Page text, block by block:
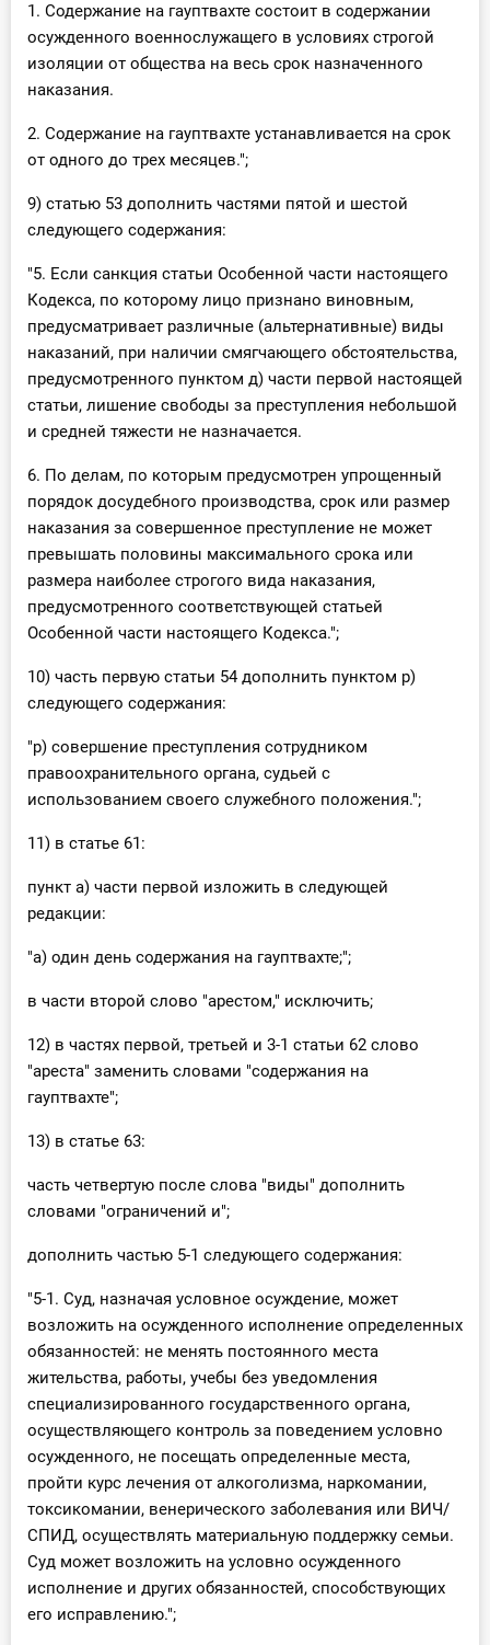
1. Содержание на гауптвахте состоит в содержании
осужденного военнослужащего в условиях строгой
изоляции от общества на весь срок назначенного
наказания.
2. Содержание на гауптвахте устанавливается на срок
от одного до трех месяцев.";
9) статью 53 дополнить частями пятой и шестой
следующего содержания:
"5. Если санкция статьи Особенной части настоящего
Кодекса, по которому лицо признано виновным,
предусматривает различные (альтернативные) виды
наказаний, при наличии смягчающего обстоятельства,
предусмотренного пунктом д) части первой настоящей
статьи, лишение свободы за преступления небольшой
и средней тяжести не назначается.
6. По делам, по которым предусмотрен упрощенный
порядок досудебного производства, срок или размер
наказания за совершенное преступление не может
превышать половины максимального срока или
размера наиболее строгого вида наказания,
предусмотренного соответствующей статьей
Особенной части настоящего Кодекса.";
10) часть первую статьи 54 дополнить пунктом р)
следующего содержания:
"р) совершение преступления сотрудником
правоохранительного органа, судьей с
использованием своего служебного положения.";
11) в статье 61:
пункт а) части первой изложить в следующей
редакции:
"а) один день содержания на гауптвахте;";
в части второй слово "арестом," исключить;
12) в частях первой, третьей и 3-1 статьи 62 слово
"ареста" заменить словами "содержания на
гауптвахте";
13) в статье 63:
часть четвертую после слова "виды" дополнить
словами "ограничений и";
дополнить частью 5-1 следующего содержания:
"5-1. Суд, назначая условное осуждение, может
возложить на осужденного исполнение определенных
обязанностей: не менять постоянного места
жительства, работы, учебы без уведомления
специализированного государственного органа,
осуществляющего контроль за поведением условно
осужденного, не посещать определенные места,
пройти курс лечения от алкоголизма, наркомании,
токсикомании, венерического заболевания или ВИЧ/
СПИД, осуществлять материальную поддержку семьи.
Суд может возложить на условно осужденного
исполнение и других обязанностей, способствующих
его исправлению.";